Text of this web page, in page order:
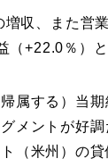
収、また営
（+22.0％）
属する）当
メントが好
（米州）の